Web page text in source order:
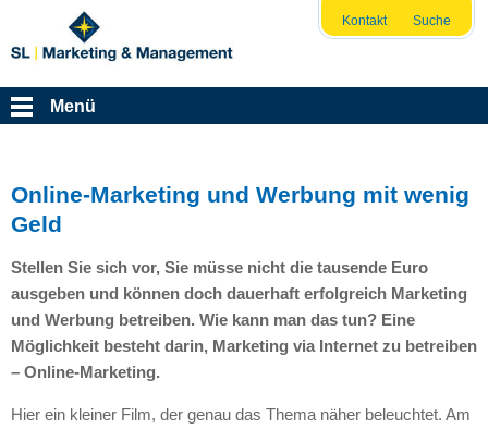
Kontakt Suche
Menü
Online-Marketing und Werbung mit wenig
Geld
Stellen Sie sich vor, Sie müsse nicht die tausende Euro
ausgeben und können doch dauerhaft erfolgreich Marketing
und Werbung betreiben. Wie kann man das tun? Eine
Möglichkeit besteht darin, Marketing via Internet zu betreiben
– Online-Marketing.
Hier ein kleiner Film, der genau das Thema näher beleuchtet. Am